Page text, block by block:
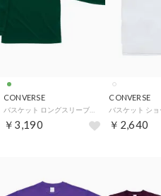
CONVERSE
￥3,190
CONVERSE
￥2,640